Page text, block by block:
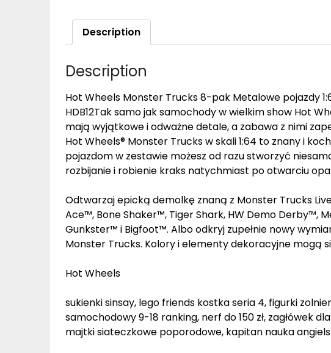
Description
Description
Hot Wheels Monster Trucks 8-pak Metalowe pojazdy
HDB12Tak samo jak samochody w wielkim show Hot
mają wyjątkowe i odważne detale, a zabawa z nimi
Hot Wheels® Monster Trucks w skali 1:64 to znany i
pojazdom w zestawie możesz od razu stworzyć
rozbijanie i robienie kraks natychmiast po otwarciu
Odtwarzaj epicką demolkę znaną z Monster Trucks
Ace™, Bone Shaker™, Tiger Shark, HW Demo Derby™,
Gunkster™ i Bigfoot™. Albo odkryj zupełnie nowy
Monster Trucks. Kolory i elementy dekoracyjne mogą
Hot Wheels
sukienki sinsay, lego friends kostka seria 4, figurki
samochodowy 9-18 ranking, nerf do 150 zł, zagłówek
majtki siateczkowe poporodowe, kapitan nauka